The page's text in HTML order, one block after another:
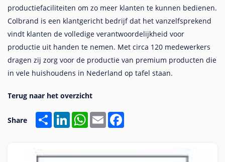
productiefaciliteiten om zo meer klanten te kunnen bedienen.
Colbrand is een klantgericht bedrijf dat het vanzelfsprekend
vindt klanten de volledige verantwoordelijkheid voor
productie uit handen te nemen. Met circa 120 medewerkers
dragen zij zorg voor de productie van premium producten die
in vele huishoudens in Nederland op tafel staan.
Share Share LinkedInWhatsApp
Email